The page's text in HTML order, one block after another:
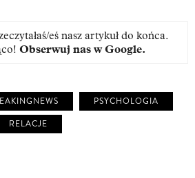
eś nasz artykuł do końca.
Obserwuj nas w Google.
PSYCHOLOGIA
RELACJE